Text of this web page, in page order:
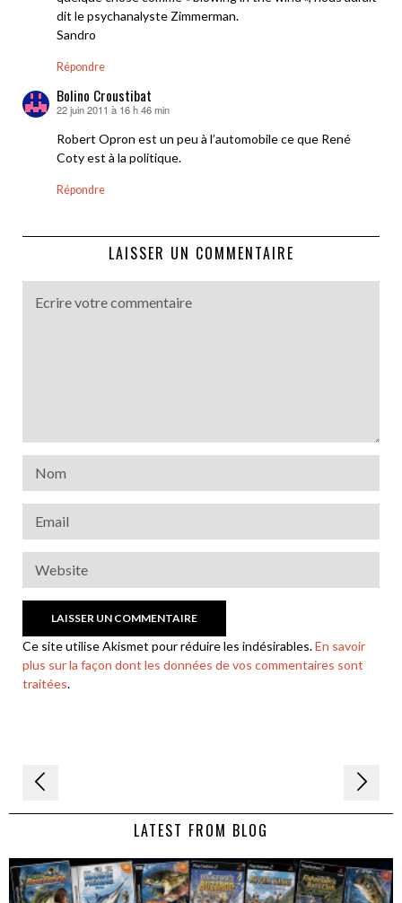
dit le psychanalyste Zimmerman.
Sandro
Répondre
Bolino Croustibat
dit :
22 juin 2011 à 16 h 46 min
Robert Opron est un peu à l’automobile ce que René
Coty est à la politique.
Répondre
LAISSER UN COMMENTAIRE
Ce site utilise Akismet pour réduire les indésirables.En savoir
plus sur la façon dont les données de vos commentaires sont
traitées.
Navigation
de LATEST FROM BLOG